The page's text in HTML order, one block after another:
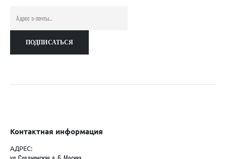
Контактная информация
АДРЕС: